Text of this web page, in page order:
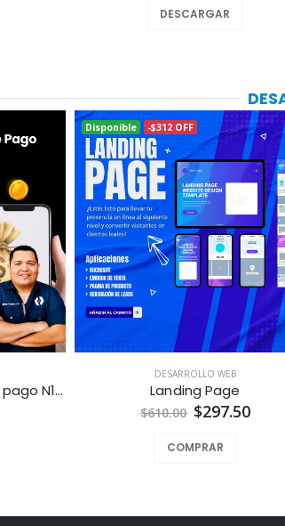
DESCARGAR
Integración de Método de pago N1co CheckoutLink para Tiendas en Línea a la Medida
Disponible -$312 OFF
DESARROLLO WEB
Landing Page
$610.00 $297.50
COMPRAR